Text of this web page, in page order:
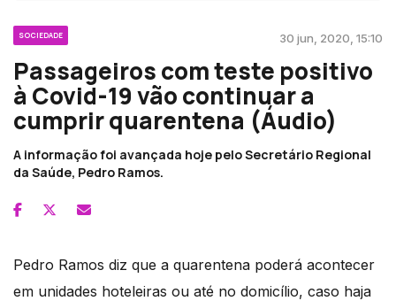
SOCIEDADE 30 jun, 2020, 15:10
Passageiros com teste positivo
à Covid-19 vão continuar a
cumprir quarentena (Áudio)
A informação foi avançada hoje pelo Secretário Regional
da Saúde, Pedro Ramos.
Pedro Ramos diz que a quarentena poderá acontecer
em unidades hoteleiras ou até no domicílio, caso haja